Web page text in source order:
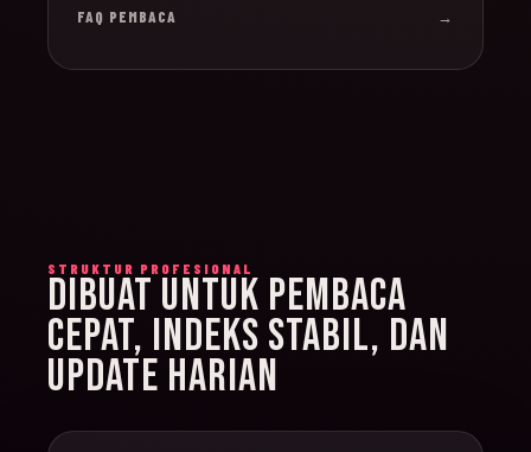
FAQ PEMBACA →
STRUKTUR PROFESIONAL
DIBUAT UNTUK PEMBACA
CEPAT, INDEKS STABIL, DAN
UPDATE HARIAN